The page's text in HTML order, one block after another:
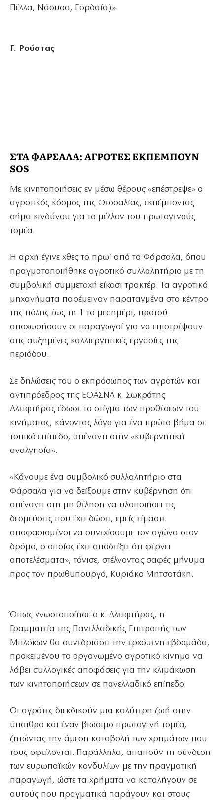
Πέλλα, Νάουσα, Εορδαία)».
Γ. Ρούστας
ΣΤΑ ΦΑΡΣΑΛΑ:ΑΓΡΟΤΕΣ ΕΚΠΕΜΠΟΥΝ
SOS
Με κινητοποιήσεις εν μέσω θέρους «επέστρεψε» ο
αγροτικός κόσμος της Θεσσαλίας, εκπέμποντας
σήμα κινδύνου για το μέλλον του πρωτογενούς
τομέα.
Η αρχή έγινε χθες το πρωί από τα Φάρσαλα, όπου
πραγματοποιήθηκε αγροτικό συλλαλητήριο με τη
συμβολική συμμετοχή είκοσι τρακτέρ. Τα αγροτικά
μηχανήματα παρέμειναν παραταγμένα στο κέντρο
της πόλης έως τη 1 το μεσημέρι, προτού
αποχωρήσουν οι παραγωγοί για να επιστρέψουν
στις αυξημένες καλλιεργητικές εργασίες της
περιόδου.
Σε δηλώσεις του ο εκπρόσωπος των αγροτών και
αντιπρόεδρος της ΕΟΑΣΝΛ κ. Σωκράτης
Αλειφτήρας έδωσε το στίγμα των προθέσεων του
κινήματος, κάνοντας λόγο για ένα πρώτο βήμα σε
τοπικό επίπεδο, απέναντι στην «κυβερνητική
αναλγησία».
«Κάνουμε ένα συμβολικό συλλαλητήριο στα
Φάρσαλα για να δείξουμε στην κυβέρνηση ότι
απέναντι στη μη θέληση να υλοποιήσει τις
δεσμεύσεις που έχει δώσει, εμείς είμαστε
αποφασισμένοι να συνεχίσουμε τον αγώνα στον
δρόμο, ο οποίος έχει αποδείξει ότι φέρνει
αποτελέσματα», τόνισε, στέλνοντας σαφές μήνυμα
προς τον πρωθυπουργό, Κυριάκο Μητσοτάκη.
Όπως γνωστοποίησε ο κ. Αλειφτήρας, η
Γραμματεία της Πανελλαδικής Επιτροπής των
Μπλόκων θα συνεδριάσει την ερχόμενη εβδομάδα,
προκειμένου το οργανωμένο αγροτικό κίνημα να
λάβει συλλογικές αποφάσεις για την κλιμάκωση
των κινητοποιήσεων σε πανελλαδικό επίπεδο.
Οι αγρότες διεκδικούν μια καλύτερη ζωή στην
ύπαιθρο και έναν βιώσιμο πρωτογενή τομέα,
ζητώντας την άμεση καταβολή των χρημάτων που
τους οφείλονται. Παράλληλα, απαιτούν τη σύνδεση
των ευρωπαϊκών κονδυλίων με την πραγματική
παραγωγή, ώστε τα χρήματα να καταλήγουν σε
αυτούς που πραγματικά παράγουν και στους